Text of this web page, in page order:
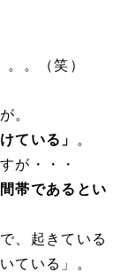
。（笑）
。
ている」
。
が・・・
帯であるとい
、起きている
ている」。